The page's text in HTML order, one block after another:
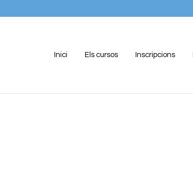
Inici Els cursos Inscripcions